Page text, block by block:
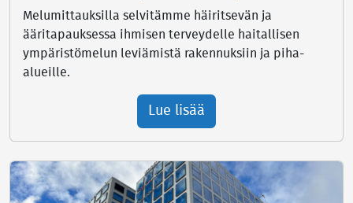
Melumittauksilla selvitämme häiritsevän ja
ääritapauksessa ihmisen terveydelle haitallisen
ympäristömelun leviämistä rakennuksiin ja piha-
alueille.
Lue lisää